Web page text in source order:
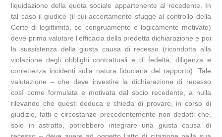
liquidazione della quota sociale appartenente al recedente. In
tal caso il giudice (il cui accertamento sfugge al controllo della
Corte di legittimità, se congruamente e logicamente motivato)
deve prima valutare l’efficacia della predetta dichiarazione e poi
la sussistenza della giusta causa di recesso (ricondotta alla
violazione degli obblighi contrattuali e di fedeltà, diligenza e
correttezza incidenti sulla natura fiduciaria del rapporto). Tale
valutazione – che deve investire la dichiarazione di recesso
così come formulata e motivata dal socio recedente, a nulla
rilevando che questi deduca e chieda di provare, in corso di
giudizio, fatti e circostanze precedentemente non dedotti che,
solo in astratto, potrebbero integrare una giusta causa di